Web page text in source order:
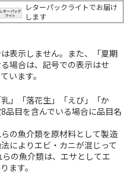
レターパックライトでお届け
します
表示しません。また、「夏期
場合は、記号での表示はせ
います。
」「落花生」「えび」「か
品目を含んでいる場合に品目名
の魚介類を原材料として製造
によりエビ・カニが混じって
の魚介類は、エサとしてエ
ます。